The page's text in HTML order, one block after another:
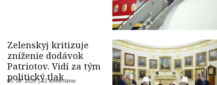
Zelenskyj kritizuje
zníženie dodávok
Patriotov. Vidí za tým
politický tlak
05. 08. 2026 |22 komentárov